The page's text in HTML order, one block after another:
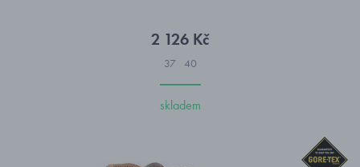
2 126 Kč
37 40
skladem